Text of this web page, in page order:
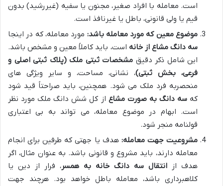
است. معامله با افراد صغیر، مجنون یا سفیه (غیررشید) بدون
قیم یا ولی قانونی، باطل یا غیرنافذ است.
موضوع معین که مورد معامله باشد: مورد معامله، که در اینجا
سه دانگ مشاع از خانه است، باید کاملاً معین و مشخص باشد.
این شامل ذکر دقیق مشخصات ثبتی ملک (پلاک ثبتی اصلی و
فرعی، بخش ثبتی)، نشانی، مساحت، و سایر ویژگی های
منحصربه فرد ملک می شود. همچنین، باید صراحتاً قید شود
کهسه دانگ به صورت مشاع از کل شش دانگ ملک مورد نظر
است. ابهام در موضوع معامله، می تواند به بی اعتباری
قولنامه منجر شود.
مشروعیت جهت معامله: هدف یا جهتی که طرفین برای انجام
معامله دارند، باید مشروع و قانونی باشد. به عنوان مثال، اگر
هدف از انتقال سه دانگ خانه به همسر، فرار از دین یا
کلاهبرداری باشد، معامله باطل خواهد بود. هرچند جهت